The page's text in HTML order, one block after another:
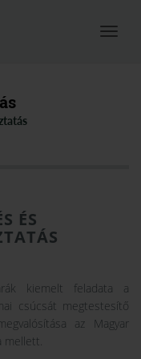
Menü
ÉS
kiemelt feladata a
csúcsát megtestesítő
az Magyar
mellett.